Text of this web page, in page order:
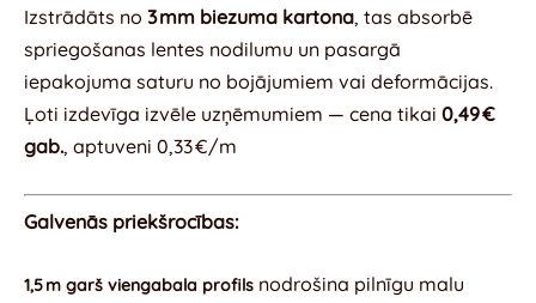
Izstrādāts no 3 mm biezuma kartona, tas absorbē
spriegošanas lentes nodilumu un pasargā
iepakojuma saturu no bojājumiem vai deformācijas.
Ļoti izdevīga izvēle uzņēmumiem — cena tikai 0,49 €
gab., aptuveni 0,33 €/m
Galvenās priekšrocības:
1,5 m garš viengabala profils nodrošina pilnīgu malu